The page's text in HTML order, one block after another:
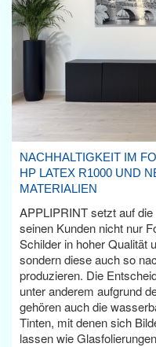
NACHHALTIGKEIT IM
HP LATEX R1000 UND
MATERIALIEN
APPLIPRINT setzt auf
seinen Kunden nicht nur
Schilder in hoher Qualität
sondern diese auch so
produzieren. Die
unter anderem aufgrund
gehören auch die
Tinten, mit denen sich
lassen wie